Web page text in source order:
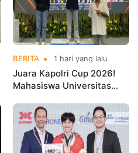
BERITA 1 hari yang lalu
Juara Kapolri Cup 2026!
Mahasiswa Universitas
Nama Kampus di Kejurnas
Taekwondo